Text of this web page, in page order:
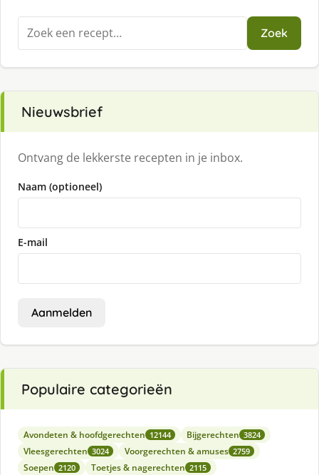
Zoeken
naar:
Zoek
Nieuwsbrief
Ontvang de lekkerste recepten in je inbox.
Naam (optioneel)
E-mail
Aanmelden
Populaire categorieën
Avondeten & hoofdgerechten 12144 Bijgerechten 3824
Vleesgerechten 3024 Voorgerechten & amuses 2759
Soepen 2120 Toetjes & nagerechten 2115